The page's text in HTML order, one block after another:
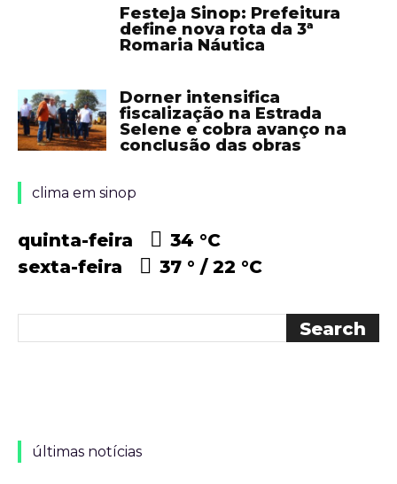
Festeja Sinop: Prefeitura
define nova rota da 3ª
Romaria Náutica
Dorner intensifica
fiscalização na Estrada
Selene e cobra avanço na
conclusão das obras
clima em sinop
quinta-feira 34 °C
sexta-feira
37 ° 22 °C
últimas notícias